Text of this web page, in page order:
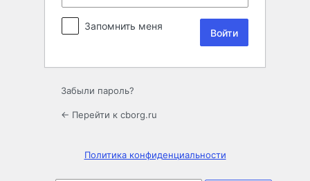
Запомнить меня
Забыли пароль?
← Перейти к cborg.ru
Политика конфиденциальности